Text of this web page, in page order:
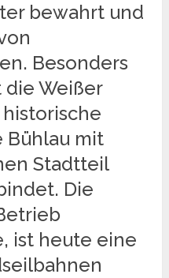
bewahrt und
Besonders
Weißer
Bühlau mit
Stadtteil
Die
ist heute eine